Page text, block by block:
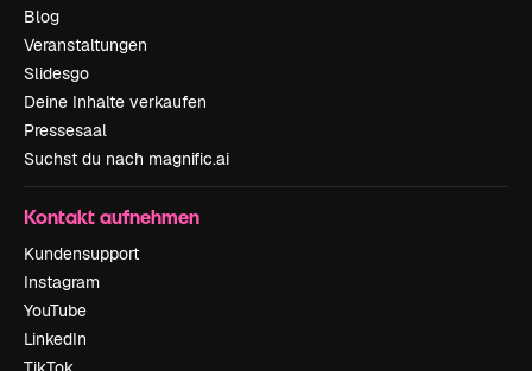
Blog
Veranstaltungen
Slidesgo
Deine Inhalte verkaufen
Pressesaal
Suchst du nach magnific.ai
Kontakt aufnehmen
Kundensupport
Instagram
YouTube
LinkedIn